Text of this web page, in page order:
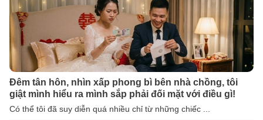
Đêm tân hôn, nhìn xấp phong bì bên nhà chồng, tôi
giật mình hiểu ra mình sắp phải đối mặt với điều gì!
Có thể tôi đã suy diễn quá nhiều chỉ từ những chiếc ...